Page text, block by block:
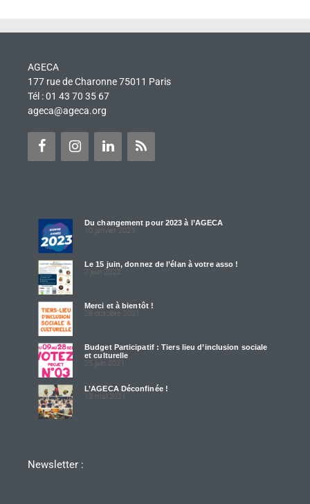
AGECA
177 rue de Charonne 75011 Paris
Tél : 01 43 70 35 67
ageca@ageca.org
Du changement pour 2023 à l’AGECA
10 janvier 2023
Le 15 juin, donnez de l’élan à votre asso !
7 juin 2022
Merci et à bientôt !
28 octobre 2021
Budget Participatif : Tiers lieu d’inclusion sociale
et culturelle
25 juin 2021
L’AGECA Déconfinée !
13 mai 2021
Newsletter :